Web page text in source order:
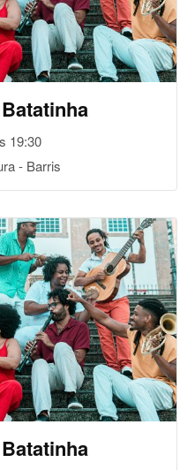
19:30
- Barris